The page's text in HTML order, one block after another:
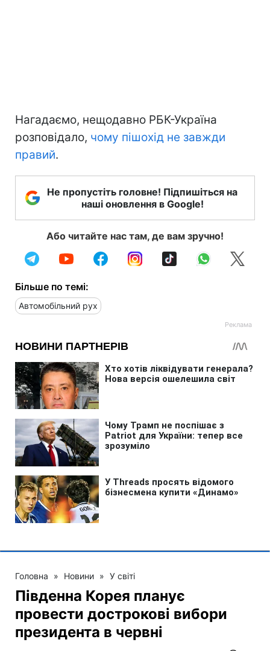
Нагадаємо, нещодавно РБК-Україна
розповідало, чому пішохід не завжди
правий.
Не пропустіть головне! Підпишіться на
наші оновлення в Google!
Або читайте нас там, де вам зручно!
Більше по темі:
Автомобільний рух
Головна » Новини » У світі
Південна Корея планує
провести дострокові вибори
президента в червні